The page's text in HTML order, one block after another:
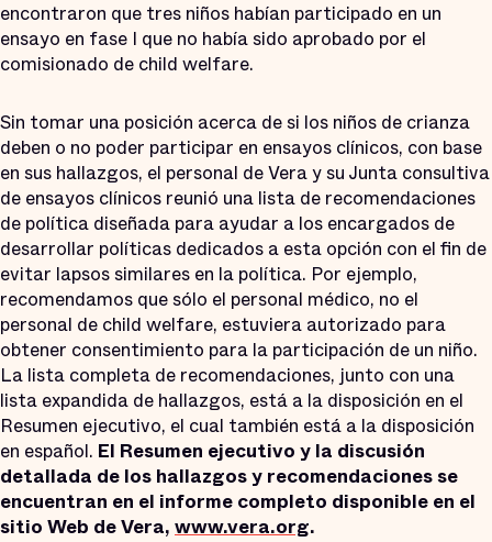
encontraron que tres niños habían participado en un
ensayo en fase I que no había sido aprobado por el
comisionado de child welfare.
Sin tomar una posición acerca de si los niños de crianza
deben o no poder participar en ensayos clínicos, con base
en sus hallazgos, el personal de Vera y su Junta consultiva
de ensayos clínicos reunió una lista de recomendaciones
de política diseñada para ayudar a los encargados de
desarrollar políticas dedicados a esta opción con el fin de
evitar lapsos similares en la política. Por ejemplo,
recomendamos que sólo el personal médico, no el
personal de child welfare, estuviera autorizado para
obtener consentimiento para la participación de un niño.
La lista completa de recomendaciones, junto con una
lista expandida de hallazgos, está a la disposición en el
Resumen ejecutivo, el cual también está a la disposición
en español. El Resumen ejecutivo y la discusión
detallada de los hallazgos y recomendaciones se
encuentran en el informe completo disponible en el
sitio Web de Vera, www.vera.org.